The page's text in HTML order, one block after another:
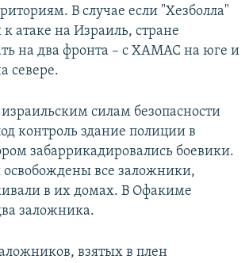
В случае если "Хезболла"
атаке на Израиль, стране
на два фронта – с ХАМАС на юге и
севере.
силам безопасности
контроль здание полиции в
забаррикадировались боевики.
освобождены все заложники,
в их домах. В Офакиме
заложника.
взятых в плен